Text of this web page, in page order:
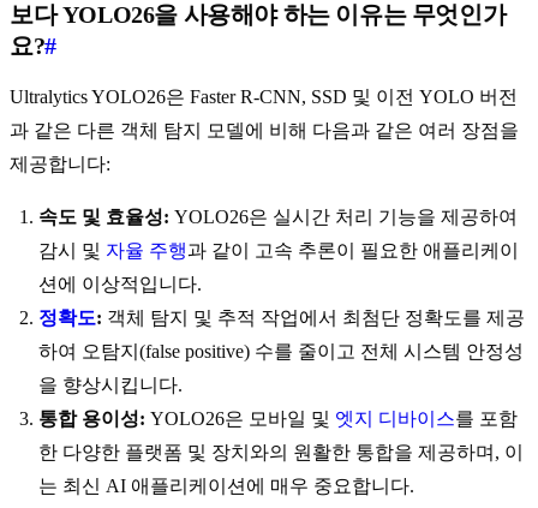
보다 YOLO26을 사용해야 하는 이유는 무엇인가
요?#
Ultralytics YOLO26은 Faster R-CNN, SSD 및 이전 YOLO 버전
과 같은 다른 객체 탐지 모델에 비해 다음과 같은 여러 장점을
제공합니다:
속도 및 효율성: YOLO26은 실시간 처리 기능을 제공하여
감시 및 자율 주행과 같이 고속 추론이 필요한 애플리케이
션에 이상적입니다.
정확도: 객체 탐지 및 추적 작업에서 최첨단 정확도를 제공
하여 오탐지(false positive) 수를 줄이고 전체 시스템 안정성
을 향상시킵니다.
통합 용이성: YOLO26은 모바일 및 엣지 디바이스를 포함
한 다양한 플랫폼 및 장치와의 원활한 통합을 제공하며, 이
는 최신 AI 애플리케이션에 매우 중요합니다.